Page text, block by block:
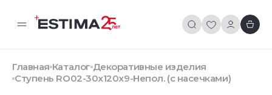
Главная Каталог Декоративные изделия
Ступень RO02-30x120x9-Непол. (с насечками)